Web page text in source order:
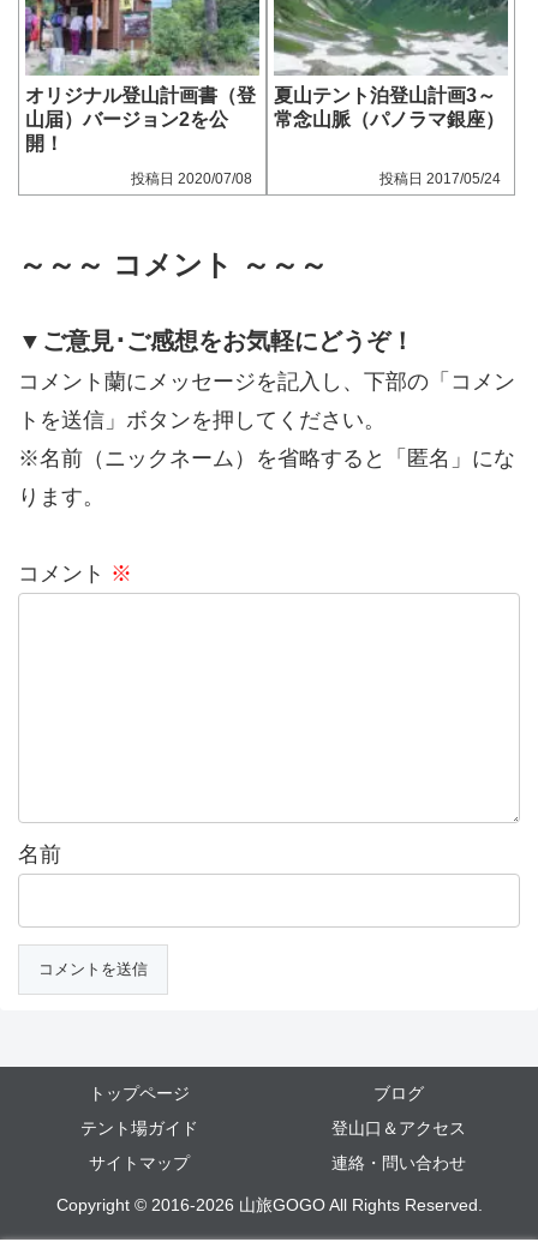
オリジナル登山計画書（登
山届）バージョン2を公
開！
2020/07/08
夏山テント泊登山計画3～
常念山脈（パノラマ銀座）
2017/05/24
～～～ コメント ～～～
▼ご意見･ご感想をお気軽にどうぞ！
コメント蘭にメッセージを記入し、下部の「コメン
トを送信」ボタンを押してください。
※名前（ニックネーム）を省略すると「匿名」にな
ります。
コメント ※
名前
トップページ
ブログ
テント場ガイド
登山口＆アクセス
サイトマップ
連絡・問い合わせ
Copyright © 2016-2026 山旅GOGO All Rights Reserved.